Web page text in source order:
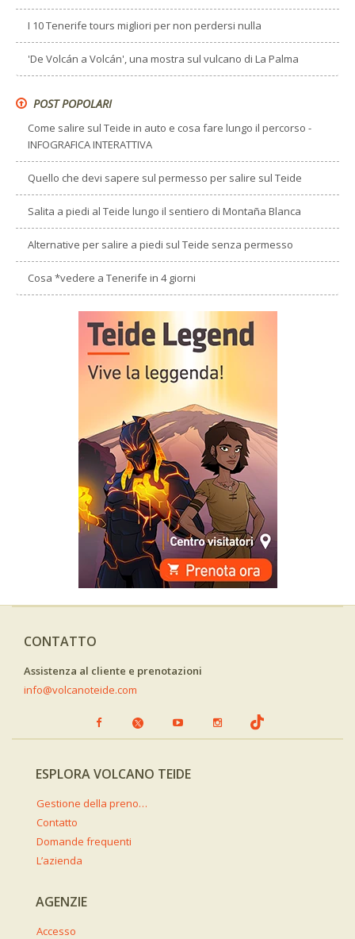
I 10 Tenerife tours migliori per non perdersi nulla
'De Volcán a Volcán', una mostra sul vulcano di La Palma
POST POPOLARI
Come salire sul Teide in auto e cosa fare lungo il percorso -
INFOGRAFICA INTERATTIVA
Quello che devi sapere sul permesso per salire sul Teide
Salita a piedi al Teide lungo il sentiero di Montaña Blanca
Alternative per salire a piedi sul Teide senza permesso
Cosa *vedere a Tenerife in 4 giorni
CONTATTO
Assistenza al cliente e prenotazioni
info@volcanoteide.com
ESPLORA VOLCANO TEIDE
Gestione della prenotazione
Contatto
Domande frequenti
L’azienda
AGENZIE
Accesso